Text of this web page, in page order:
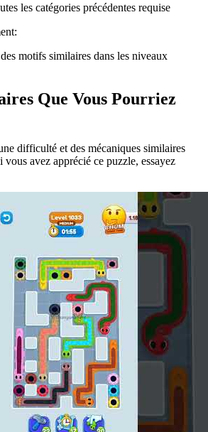
les catégories précédentes requise
motifs similaires dans les niveaux
Que Vous Pourriez
difficulté et des mécaniques similaires
vous avez apprécié ce puzzle, essayez